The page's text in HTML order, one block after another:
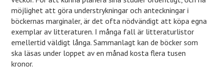
möjlighet att göra understrykningar och anteckningar i
böckernas marginaler, är det ofta nödvändigt att köpa egna
exemplar av litteraturen. I många fall är litteraturlistor
emellertid väldigt långa. Sammanlagt kan de böcker som
ska läsas under loppet av en månad kosta flera tusen
kronor.